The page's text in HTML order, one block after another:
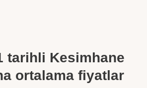
tarihli Kesimhane
ortalama fiyatlar